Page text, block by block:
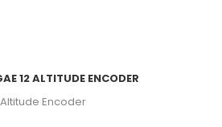
12 ALTITUDE ENCODER
Altitude Encoder